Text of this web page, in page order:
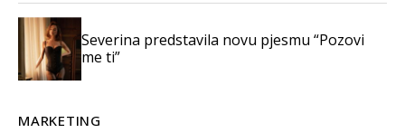
Severina predstavila novu pjesmu “Pozovi
me ti”
MARKETING